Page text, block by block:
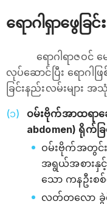
ရောဂါရှာဖွေခြင်း
ရောဂါရာဇဝင် မ
လုပ်ဆောင်ပြီး ရောဂါဖ
ခြင်းနည်းလမ်းများ
ဝမ်းဗိုက်အာထရာဆ
abdomen) ရိုက်ခြ
ဝမ်းဗိုက်အတွင်
အရွယ်အစားနှ
သော ကနဦးစ
လတ်တလော ခွဲ